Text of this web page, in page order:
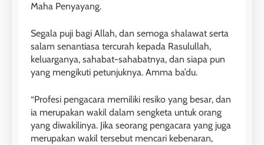
Maha Penyayang.
Segala puji bagi Allah, dan semoga shalawat serta
salam senantiasa tercurah kepada Rasulullah,
keluarganya, sahabat-sahabatnya, dan siapa pun
yang mengikuti petunjuknya. Amma ba’du.
“Profesi pengacara memiliki resiko yang besar, dan
ia merupakan wakil dalam sengketa untuk orang
yang diwakilinya. Jika seorang pengacara yang juga
merupakan wakil tersebut mencari kebenaran,